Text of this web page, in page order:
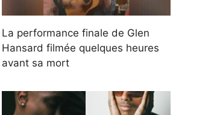
La performance finale de Glen
Hansard filmée quelques heures
avant sa mort